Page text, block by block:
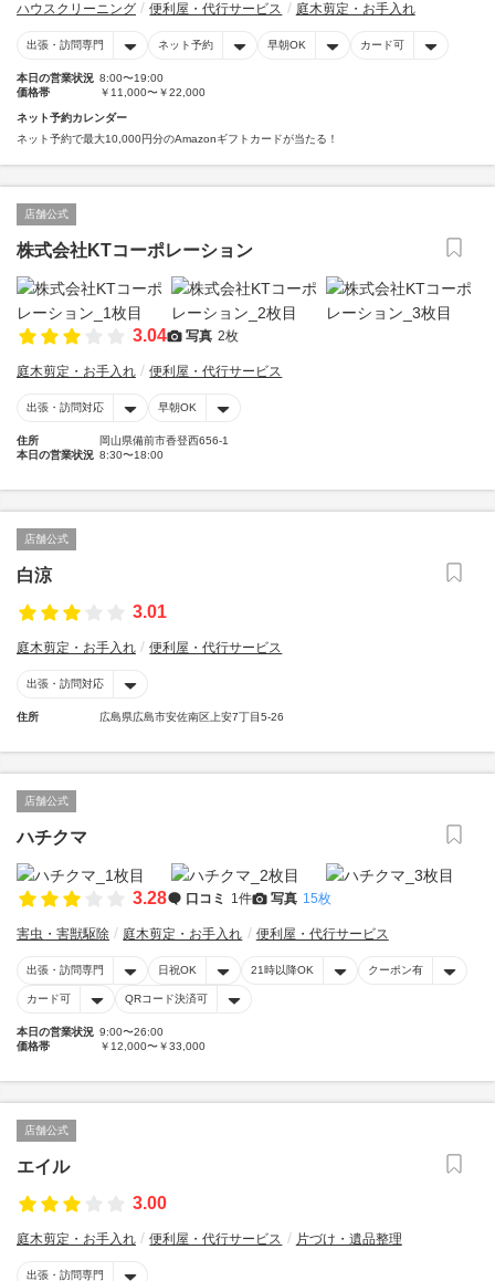
ハウスクリーニング 便利屋・代行サービス 庭木剪定・お手入れ
出張・訪問専門 ネット予約 早朝OK カード可
本日の営業状況 8:00〜19:00
価格帯
￥11,000〜￥22,000
ネット予約カレンダー
ネット予約で最大10,000円分のAmazonギフトカードが当たる！
店舗公式
株式会社KTコーポレーション
3.04 写真 2枚
庭木剪定・お手入れ 便利屋・代行サービス
出張・訪問対応 早朝OK
住所
岡山県備前市香登西656-1
本日の営業状況 8:30〜18:00
店舗公式
白涼
3.01
庭木剪定・お手入れ 便利屋・代行サービス
出張・訪問対応
住所 広島県広島市安佐南区上安7丁目5-26
店舗公式
ハチクマ
3.28 口コミ 1件 写真 15枚
害虫・害獣駆除 庭木剪定・お手入れ 便利屋・代行サービス
出張・訪問専門 日祝OK 21時以降OK クーポン有
カード可 QRコード決済可
本日の営業状況 9:00〜26:00
価格帯
￥12,000〜￥33,000
店舗公式
エイル
3.00
庭木剪定・お手入れ 便利屋・代行サービス 片づけ・遺品整理
出張・訪問専門